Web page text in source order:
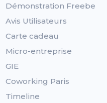
Démonstration Freebe
Avis Utilisateurs
Carte cadeau
Micro-entreprise
GIE
Coworking Paris
Timeline